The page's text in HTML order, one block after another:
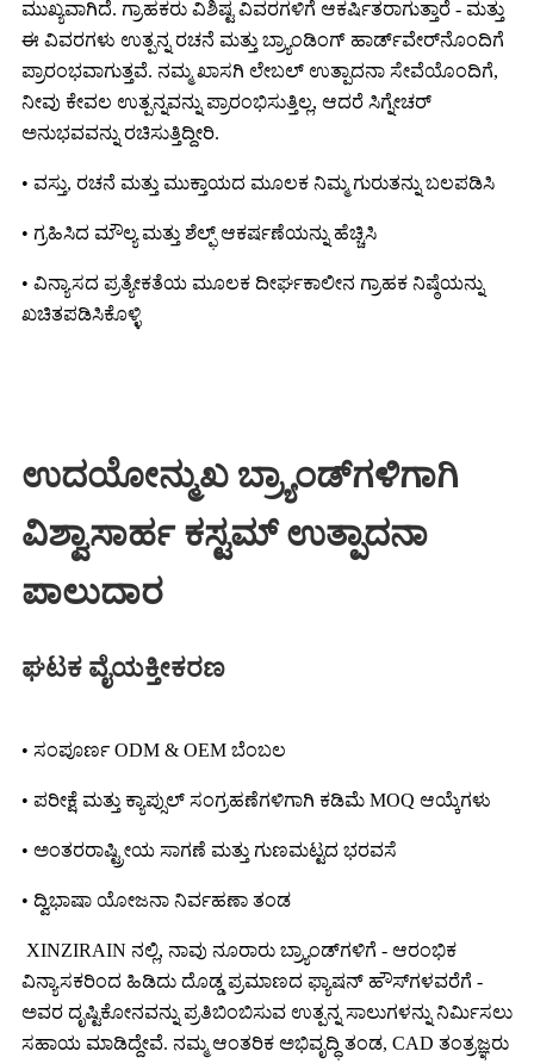
ಮುಖ್ಯವಾಗಿದೆ. ಗ್ರಾಹಕರು ವಿಶಿಷ್ಟ ವಿವರಗಳಿಗೆ ಆಕರ್ಷಿತರಾಗುತ್ತಾರೆ - ಮತ್ತು
ಈ ವಿವರಗಳು ಉತ್ಪನ್ನ ರಚನೆ ಮತ್ತು ಬ್ರ್ಯಾಂಡಿಂಗ್ ಹಾರ್ಡ್‌ವೇರ್‌ನೊಂದಿಗೆ
ಪ್ರಾರಂಭವಾಗುತ್ತವೆ. ನಮ್ಮ ಖಾಸಗಿ ಲೇಬಲ್ ಉತ್ಪಾದನಾ ಸೇವೆಯೊಂದಿಗೆ,
ನೀವು ಕೇವಲ ಉತ್ಪನ್ನವನ್ನು ಪ್ರಾರಂಭಿಸುತ್ತಿಲ್ಲ, ಆದರೆ ಸಿಗ್ನೇಚರ್
ಅನುಭವವನ್ನು ರಚಿಸುತ್ತಿದ್ದೀರಿ.
• ವಸ್ತು, ರಚನೆ ಮತ್ತು ಮುಕ್ತಾಯದ ಮೂಲಕ ನಿಮ್ಮ ಗುರುತನ್ನು ಬಲಪಡಿಸಿ
• ಗ್ರಹಿಸಿದ ಮೌಲ್ಯ ಮತ್ತು ಶೆಲ್ಫ್ ಆಕರ್ಷಣೆಯನ್ನು ಹೆಚ್ಚಿಸಿ
• ವಿನ್ಯಾಸದ ಪ್ರತ್ಯೇಕತೆಯ ಮೂಲಕ ದೀರ್ಘಕಾಲೀನ ಗ್ರಾಹಕ ನಿಷ್ಠೆಯನ್ನು
ಖಚಿತಪಡಿಸಿಕೊಳ್ಳಿ
ಉದಯೋನ್ಮುಖ ಬ್ರ್ಯಾಂಡ್‌ಗಳಿಗಾಗಿ
ವಿಶ್ವಾಸಾರ್ಹ ಕಸ್ಟಮ್ ಉತ್ಪಾದನಾ
ಪಾಲುದಾರ
ಘಟಕ ವೈಯಕ್ತೀಕರಣ
• ಸಂಪೂರ್ಣ ODM & OEM ಬೆಂಬಲ
• ಪರೀಕ್ಷೆ ಮತ್ತು ಕ್ಯಾಪ್ಸುಲ್ ಸಂಗ್ರಹಣೆಗಳಿಗಾಗಿ ಕಡಿಮೆ MOQ ಆಯ್ಕೆಗಳು
• ಅಂತರರಾಷ್ಟ್ರೀಯ ಸಾಗಣೆ ಮತ್ತು ಗುಣಮಟ್ಟದ ಭರವಸೆ
• ದ್ವಿಭಾಷಾ ಯೋಜನಾ ನಿರ್ವಹಣಾ ತಂಡ
XINZIRAIN ನಲ್ಲಿ, ನಾವು ನೂರಾರು ಬ್ರ್ಯಾಂಡ್‌ಗಳಿಗೆ - ಆರಂಭಿಕ
ವಿನ್ಯಾಸಕರಿಂದ ಹಿಡಿದು ದೊಡ್ಡ ಪ್ರಮಾಣದ ಫ್ಯಾಷನ್ ಹೌಸ್‌ಗಳವರೆಗೆ -
ಅವರ ದೃಷ್ಟಿಕೋನವನ್ನು ಪ್ರತಿಬಿಂಬಿಸುವ ಉತ್ಪನ್ನ ಸಾಲುಗಳನ್ನು ನಿರ್ಮಿಸಲು
ಸಹಾಯ ಮಾಡಿದ್ದೇವೆ. ನಮ್ಮ ಆಂತರಿಕ ಅಭಿವೃದ್ಧಿ ತಂಡ, CAD ತಂತ್ರಜ್ಞರು